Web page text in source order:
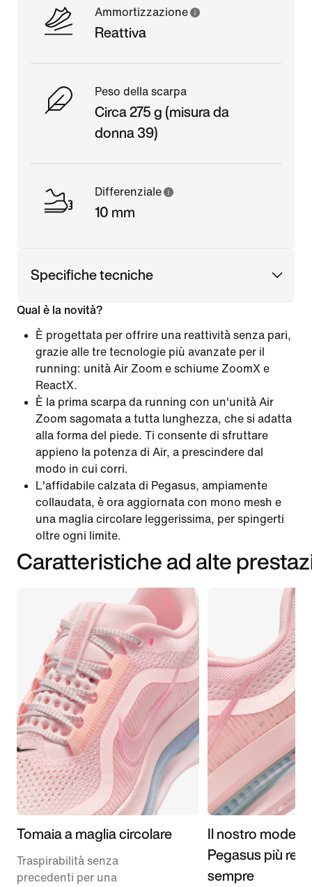
Ammortizzazione
Reattiva
Peso della scarpa
Circa 275 g (misura da
donna 39)
Differenziale
10 mm
Specifiche tecniche
Qual è la novità?
È progettata per offrire una reattività senza pari,
grazie alle tre tecnologie più avanzate per il
running: unità Air Zoom e schiume ZoomX e
ReactX.
È la prima scarpa da running con un'unità Air
Zoom sagomata a tutta lunghezza, che si adatta
alla forma del piede. Ti consente di sfruttare
appieno la potenza di Air, a prescindere dal
modo in cui corri.
L'affidabile calzata di Pegasus, ampiamente
collaudata, è ora aggiornata con mono mesh e
una maglia circolare leggerissima, per spingerti
oltre ogni limite.
Caratteristiche ad alte
Tomaia a maglia circolare
Traspirabilità senza
precedenti per una
Il nostro modello
Pegasus più
sempre